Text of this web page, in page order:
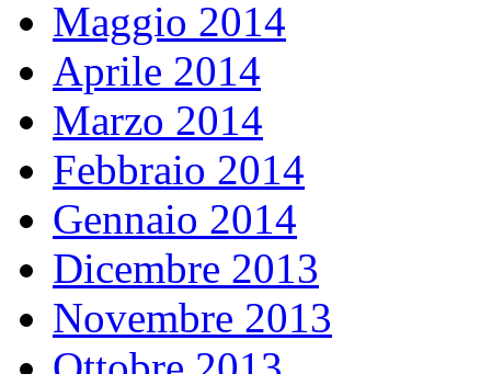
Maggio 2014
Aprile 2014
Marzo 2014
Febbraio 2014
Gennaio 2014
Dicembre 2013
Novembre 2013